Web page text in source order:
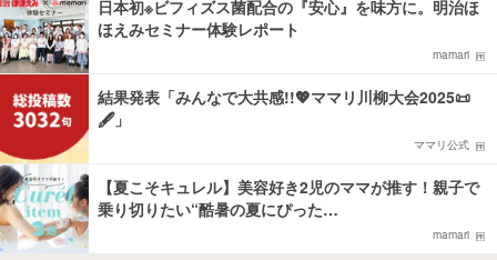
日本初※ビフィズス菌配合の『安心』を味方に。明治ほ
ほえみセミナー体験レポート
mamari
結果発表「みんなで大共感!!💖ママリ川柳大会2025📜
🖋️」
ママリ公式
【夏こそキュレル】美容好き2児のママが推す！親子で
乗り切りたい“酷暑の夏にぴった…
mamari